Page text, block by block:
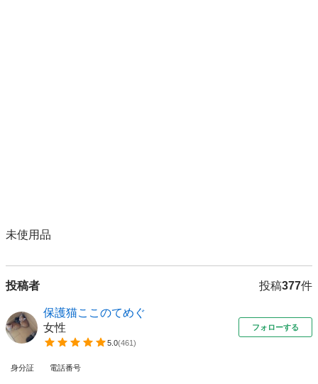
未使用品
投稿者 投稿377件
保護猫ここのてめぐ
女性
5.0(461)
フォローする
身分証 電話番号